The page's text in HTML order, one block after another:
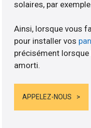
solaires, par exemple.
Ainsi, lorsque vous
pour installer vos
précisément
amorti.
APPELEZ-NOUS